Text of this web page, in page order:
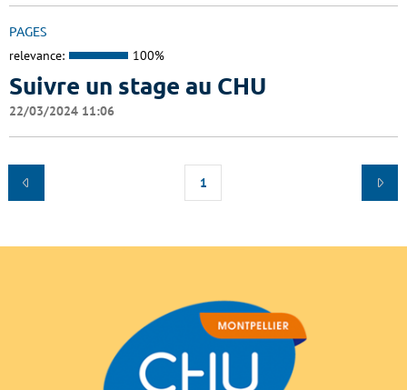
PAGES
relevance: 100%
Suivre un stage au CHU
22/03/2024 11:06
1